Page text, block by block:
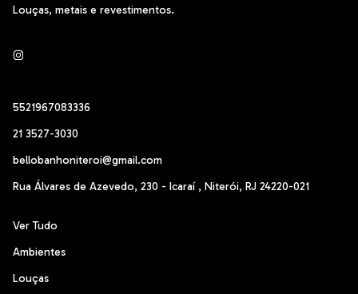
Louças, metais e revestimentos.
5521967083336
21 3527-3030
bellobanhoniteroi@gmail.com
Rua Álvares de Azevedo, 230 - Icaraí , Niterói, RJ 24220-021
Ver Tudo
Ambientes
Louças